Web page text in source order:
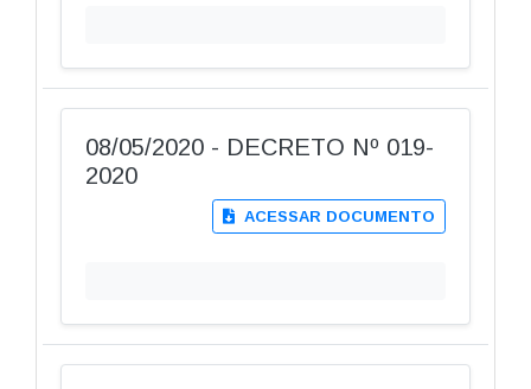
08/05/2020 - DECRETO Nº 019-
2020
ACESSAR DOCUMENTO